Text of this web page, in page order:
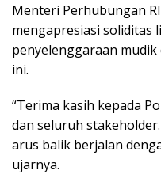
Menteri Perhubungan
mengapresiasi soliditas
penyelenggaraan
ini.
“Terima kasih kepada
dan seluruh
arus balik berjalan
ujarnya.